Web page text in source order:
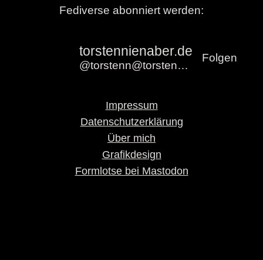
Fediverse abonniert werden:
torstennienaber.de
@torstenn@torstennienaber.de
Folgen
Impressum
Datenschutzerklärung
Über mich
Grafikdesign
Formlotse bei Mastodon